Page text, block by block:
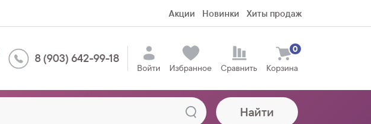
Акции Новинки Хиты продаж
8 (903) 642-99-18
Войти Избранное Сравнить Корзина
0
Найти